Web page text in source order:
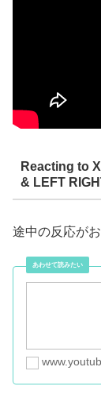
Reacting to
& LEFT
途中の反応が